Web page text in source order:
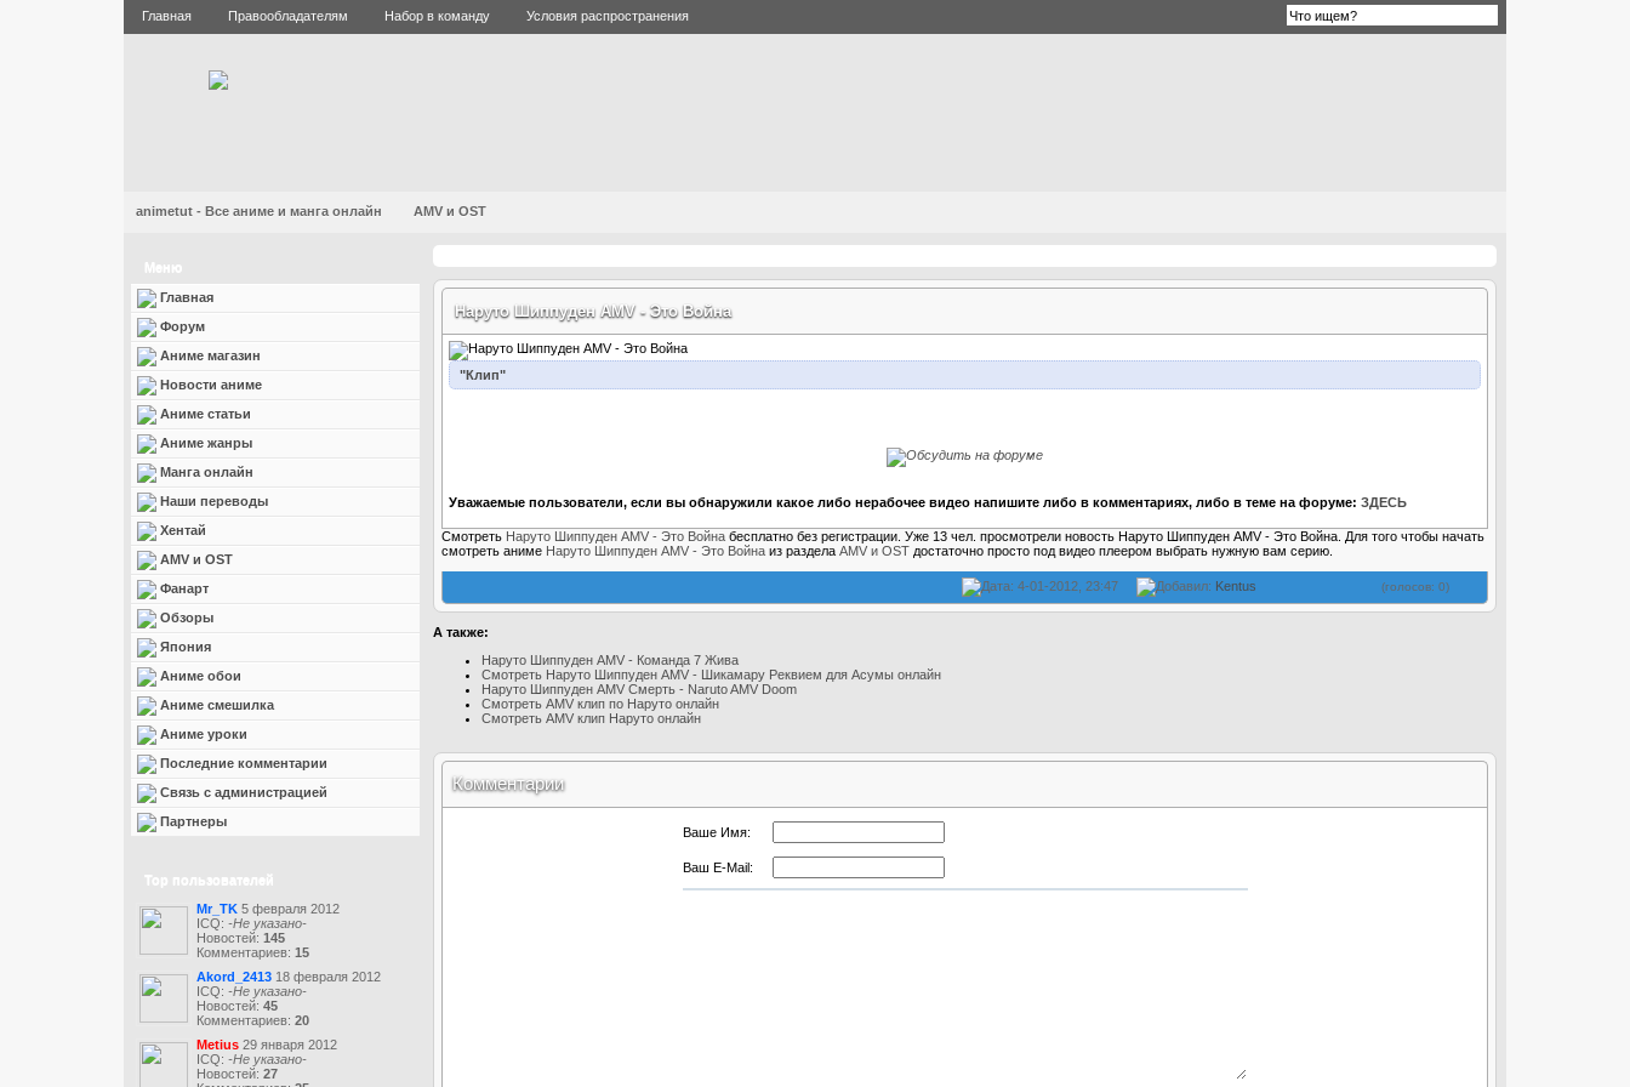
Главная Правообладателям Набор в команду Условия распространения
animetut - Все аниме и манга онлайн AMV и OST
Меню
Главная
Форум
Аниме магазин
Новости аниме
Аниме статьи
Аниме жанры
Манга онлайн
Наши переводы
Хентай
AMV и OST
Фанарт
Обзоры
Япония
Аниме обои
Аниме смешилка
Аниме уроки
Последние комментарии
Связь с администрацией
Партнеры
Top пользователей
Mr_TK 5 февраля 2012
ICQ: -Не указано-
Новостей: 145
Комментариев: 15
Akord_2413 18 февраля 2012
ICQ: -Не указано-
Новостей: 45
Комментариев: 20
Metius 29 января 2012
ICQ: -Не указано-
Новостей: 27
Наруто Шиппуден AMV - Это Война
"Клип"
Уважаемые пользователи, если вы обнаружили какое либо нерабочее видео напишите либо в комментариях, либо в теме на форуме: ЗДЕСЬ
Смотреть Наруто Шиппуден AMV - Это Война бесплатно без регистрации. Уже 13 чел. просмотрели новость Наруто Шиппуден AMV - Это Война. Для того чтобы начать
смотреть аниме Наруто Шиппуден AMV - Это Война из раздела AMV и OST достаточно просто под видео плеером выбрать нужную вам серию.
(голосов: 0)
Добавил: Kentus
Дата: 4-01-2012, 23:47
А также:
Наруто Шиппуден AMV - Команда 7 Жива
Смотреть Наруто Шиппуден AMV - Шикамару Реквием для Асумы онлайн
Наруто Шиппуден AMV Смерть - Naruto AMV Doom
Смотреть AMV клип по Наруто онлайн
Смотреть AMV клип Наруто онлайн
Комментарии
Ваше Имя:
Ваш E-Mail: